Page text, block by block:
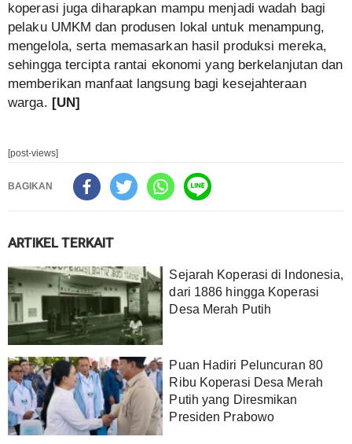
koperasi juga diharapkan mampu menjadi wadah bagi
pelaku UMKM dan produsen lokal untuk menampung,
mengelola, serta memasarkan hasil produksi mereka,
sehingga tercipta rantai ekonomi yang berkelanjutan dan
memberikan manfaat langsung bagi kesejahteraan
warga. [UN]
[post-views]
BAGIKAN
ARTIKEL TERKAIT
Sejarah Koperasi di Indonesia,
dari 1886 hingga Koperasi
Desa Merah Putih
Puan Hadiri Peluncuran 80
Ribu Koperasi Desa Merah
Putih yang Diresmikan
Presiden Prabowo